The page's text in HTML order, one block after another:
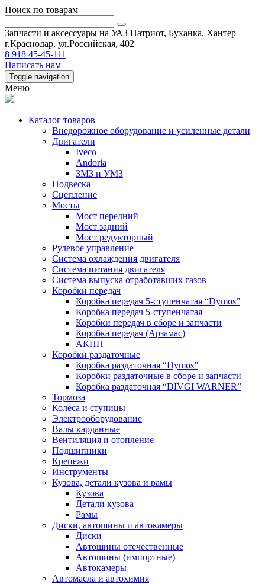
Поиск по товарам
Запчасти и аксессуары на УАЗ Патриот, Буханка, Хантер
г.Краснодар, ул.Российская, 402
8 918 45-45-111
Написать нам
Toggle navigation
Меню
Каталог товаров
Внедорожное оборудование и усиленные детали
Двигатели
Iveco
Andoria
ЗМЗ и УМЗ
Подвеска
Сцепление
Мосты
Мост передний
Мост задний
Мост редукторный
Рулевое управление
Система охлаждения двигателя
Система питания двигателя
Система выпуска отработавших газов
Коробки передач
Коробка передач 5-ступенчатая “Dymos”
Коробка передач 5-ступенчатая
Коробки передач в сборе и запчасти
Коробка передач (Арзамас)
АКПП
Коробки раздаточные
Коробка раздаточная “Dymos”
Коробки раздаточные в сборе и запчасти
Коробка раздаточная “DIVGI WARNER”
Тормоза
Колеса и ступицы
Электрооборудование
Валы карданные
Вентиляция и отопление
Подшипники
Крепежи
Инструменты
Кузова, детали кузова и рамы
Кузова
Детали кузова
Рамы
Диски, автошины и автокамеры
Диски
Автошины отечественные
Автошины (импортные)
Автокамеры
Автомасла и автохимия